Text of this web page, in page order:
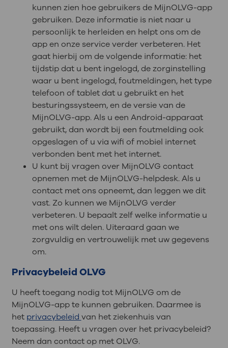
kunnen zien hoe gebruikers de MijnOLVG-app
gebruiken. Deze informatie is niet naar u
persoonlijk te herleiden en helpt ons om de
app en onze service verder verbeteren. Het
gaat hierbij om de volgende informatie: het
tijdstip dat u bent ingelogd, de zorginstelling
waar u bent ingelogd, foutmeldingen, het type
telefoon of tablet dat u gebruikt en het
besturingssysteem, en de versie van de
MijnOLVG-app. Als u een Android-apparaat
gebruikt, dan wordt bij een foutmelding ook
opgeslagen of u via wifi of mobiel internet
verbonden bent met het internet.
U kunt bij vragen over MijnOLVG contact
opnemen met de MijnOLVG-helpdesk. Als u
contact met ons opneemt, dan leggen we dit
vast. Zo kunnen we MijnOLVG verder
verbeteren. U bepaalt zelf welke informatie u
met ons wilt delen. Uiteraard gaan we
zorgvuldig en vertrouwelijk met uw gegevens
om.
Privacybeleid OLVG
U heeft toegang nodig tot MijnOLVG om de
MijnOLVG-app te kunnen gebruiken. Daarmee is
het privacybeleid van het ziekenhuis van
toepassing. Heeft u vragen over het privacybeleid?
Neem dan contact op met OLVG.